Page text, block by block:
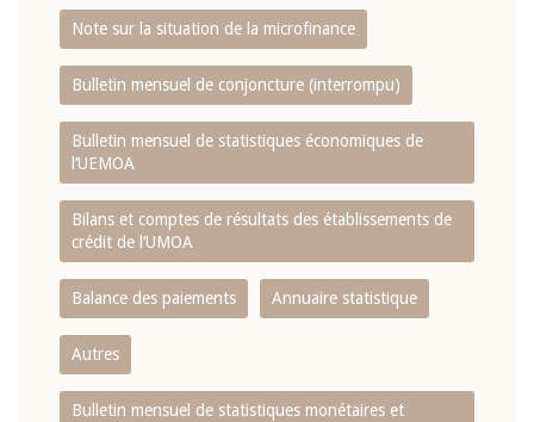
Note sur la situation de la microfinance
Bulletin mensuel de conjoncture (interrompu)
Bulletin mensuel de statistiques économiques de
l‘UEMOA
Bilans et comptes de résultats des établissements de
crédit de l‘UMOA
Balance des paiements Annuaire statistique
Autres
Bulletin mensuel de statistiques monétaires et